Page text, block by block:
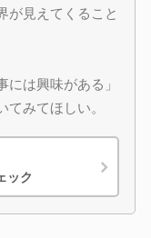
が見えてくること
には興味がある」
みてほしい。
ック